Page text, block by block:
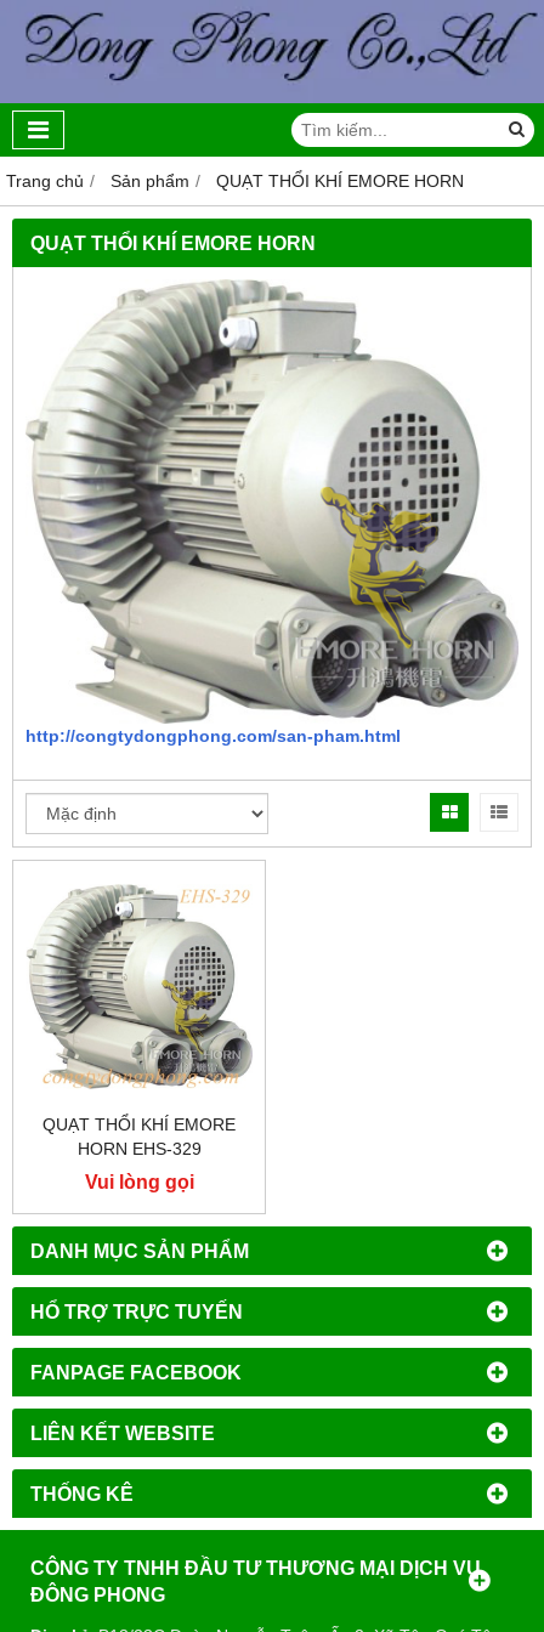
Trang chủ Sản phẩm QUẠT THỔI KHÍ EMORE HORN
DANH MỤC SẢN PHẨM
HỔ TRỢ TRỰC TUYẾN
FANPAGE FACEBOOK
LIÊN KẾT WEBSITE
THỐNG KÊ
QUẠT THỔI KHÍ EMORE HORN
http://congtydongphong.com/san-pham.html
QUẠT THỔI KHÍ EMORE
HORN EHS-329
Vui lòng gọi
CÔNG TY TNHH ĐẦU TƯ THƯƠNG MẠI DỊCH VỤ
ĐÔNG PHONG